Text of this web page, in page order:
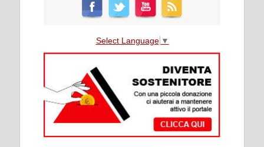
Select Language ▼